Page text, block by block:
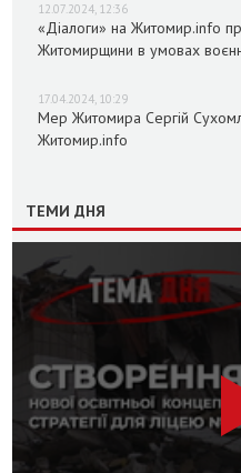
12.07.2024, 12:36
«Діалоги» на Житомир.info
Житомирщини в умовах
17.04.2024, 10:29
Мер Житомира Сергій
Житомир.info
ТЕМИ ДНЯ